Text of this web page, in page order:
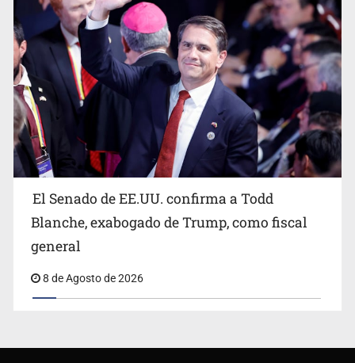
El Senado de EE.UU. confirma a Todd
Blanche, exabogado de Trump, como fiscal
general
8 de Agosto de 2026